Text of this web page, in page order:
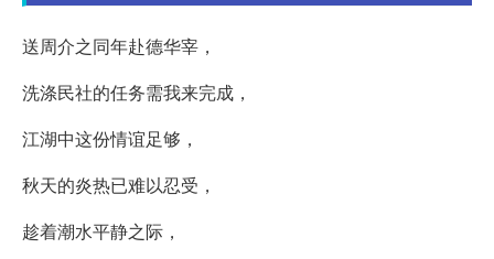
送周介之同年赴德华宰，
洗涤民社的任务需我来完成，
江湖中这份情谊足够，
秋天的炎热已难以忍受，
趁着潮水平静之际，